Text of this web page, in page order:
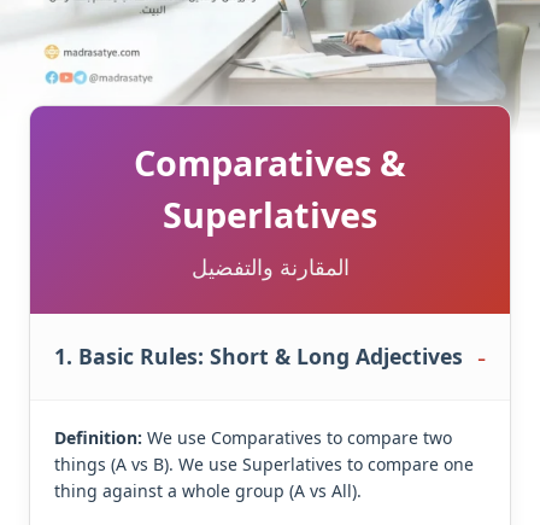
Comparatives &
Superlatives
المقارنة والتفضيل
1. Basic Rules: Short & Long Adjectives
Definition: We use Comparatives to compare two
things (A vs B). We use Superlatives to compare one
thing against a whole group (A vs All).